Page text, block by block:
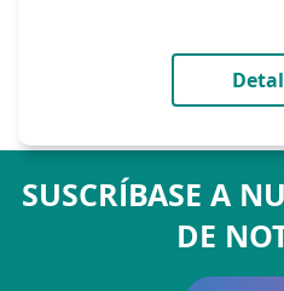
SUSCRÍBASE A
DE